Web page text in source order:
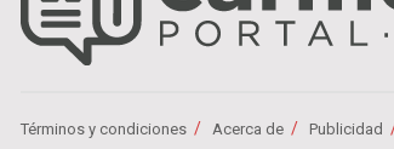
Términos y condiciones Acerca de Publicidad